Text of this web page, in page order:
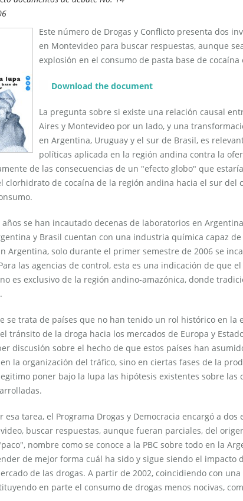
Este número de Drogas y Conflicto presenta dos
en Montevideo para buscar respuestas, aunque
explosión en el consumo de pasta base de cocaína
Download the document
La pregunta sobre si existe una relación causal
Aires y Montevideo por un lado, y una
en Argentina, Uruguay y el sur de Brasil, es
políticas aplicada en la región andina contra la
de las consecuencias de un "efecto globo" que
clorhidrato de cocaína de la región andina hacia el sur del
años se han incautado decenas de laboratorios en
y Brasil cuentan con una industria química capaz
Argentina, solo durante el primer semestre de 2006 se
las agencias de control, esta es una indicación de que
es exclusivo de la región andino-amazónica, donde
se trata de países que no han tenido un rol histórico en la
tránsito de la droga hacia los mercados de Europa y
discusión sobre el hecho de que estos países han
la organización del tráfico, sino en ciertas fases de la
poner bajo la lupa las hipótesis existentes sobre las
esa tarea, el Programa Drogas y Democracia encargó a
buscar respuestas, aunque fueran parciales, del
nombre como se conoce a la PBC sobre todo en la
de mejor forma cuál ha sido y sigue siendo el impacto
de las drogas. A partir de 2002, coincidiendo con
en parte el consumo de drogas menos nocivas,